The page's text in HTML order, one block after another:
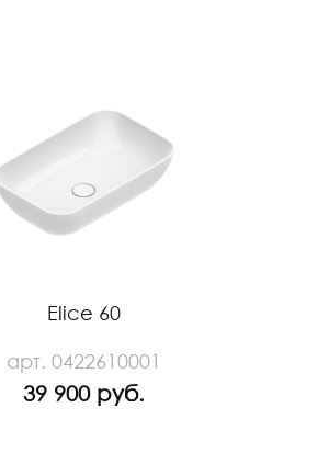
Elice 60
арт. 0422610001
39 900 руб.